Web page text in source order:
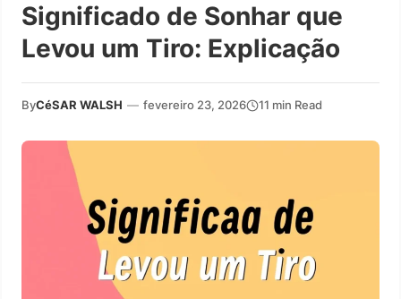
Significado de Sonhar que
Levou um Tiro: Explicação
ByCéSAR WALSH — fevereiro 23, 2026 11 min Read